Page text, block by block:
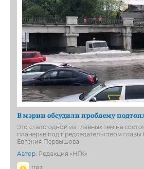
В мэрии обсудили проблему
Это стало одной из главных тем на
планерке под председательством главы
Евгения Первышова
Автор: Редакция «НГК»